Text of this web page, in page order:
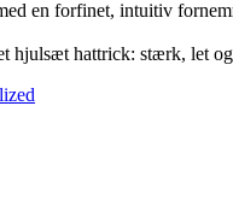
en forfinet, intuitiv
hjulsæt hattrick: stærk, let